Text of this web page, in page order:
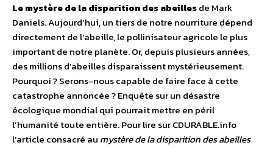
Le mystère de la disparition des abeillesde Mark
Daniels. Aujourd’hui, un tiers de notre nourriture dépend
directement de l’abeille, le pollinisateur agricole le plus
important de notre planète. Or, depuis plusieurs années,
des millions d’abeilles disparaissent mystérieusement.
Pourquoi ? Serons-nous capable de faire face à cette
catastrophe annoncée ? Enquête sur un désastre
écologique mondial qui pourrait mettre en péril
l’humanité toute entière. Pour lire sur CDURABLE.info
l’article consacré au mystère de la disparition des abeilles